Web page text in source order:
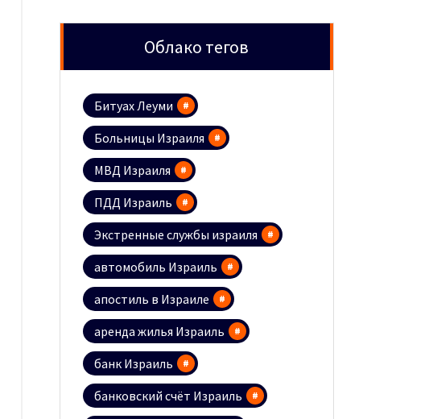
Облако тегов
Битуах Леуми
Больницы Израиля
МВД Израиля
ПДД Израиль
Экстренные службы израиля
автомобиль Израиль
апостиль в Израиле
аренда жилья Израиль
банк Израиль
банковский счёт Израиль